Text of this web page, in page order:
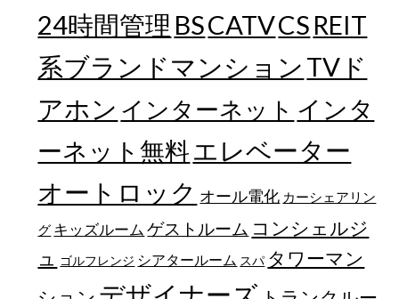
24時間管理 BSCATVCS REIT
系ブランドマンション TVド
アホン インターネット インタ
ーネット無料エレベーター
オートロック オール電化 カーシェアリン
グ キッズルーム ゲストルーム コンシェルジ
ュ
ゴルフレンジ シアタールーム スパ タワーマン